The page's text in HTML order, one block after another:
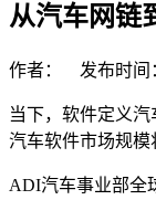
从汽车网链
作者： 发布时间
当下，软件定义
汽车软件市场规模
ADI汽车事业部全